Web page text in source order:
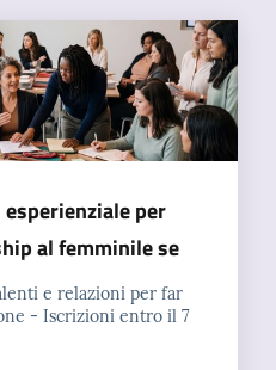
per
al femminile se
e relazioni per far
- Iscrizioni entro il 7